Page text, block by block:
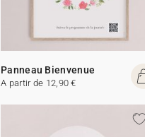
Panneau Bienvenue
A partir de 12,90 €